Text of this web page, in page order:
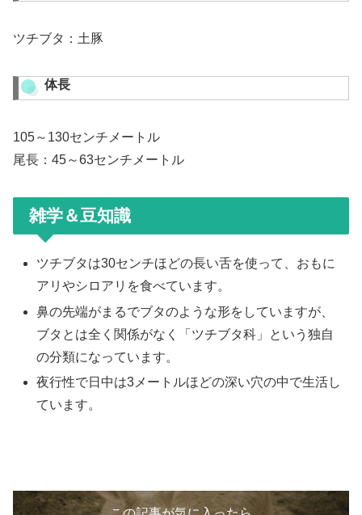
ツチブタ：土豚
体長
105～130センチメートル
尾長：45～63センチメートル
雑学＆豆知識
ツチブタは30センチほどの長い舌を使って、おもに
アリやシロアリを食べています。
鼻の先端がまるでブタのような形をしていますが、
ブタとは全く関係がなく「ツチブタ科」という独自
の分類になっています。
夜行性で日中は3メートルほどの深い穴の中で生活し
ています。